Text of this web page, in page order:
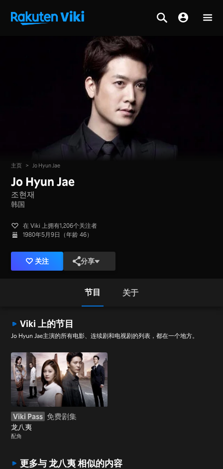
主页 > Jo Hyun Jae
Jo Hyun Jae
조현재
韩国
在 Viki 上拥有1,206个关注者
1980年5月9日（年龄 46）
关注 分享
节目 关于
Viki 上的节目
Jo Hyun Jae主演的所有电影、连续剧和电视剧的列表，都在一个地方。
Viki Pass 免费剧集
龙八夷
配角
更多与 龙八夷 相似的内容